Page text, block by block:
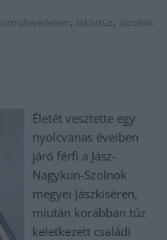
, lakástűz, tűzoltók
Életét vesztette egy
nyolcvanas éveiben
járó férfi a Jász-
Nagykun-Szolnok
megyei Jászkiséren,
miután korábban tűz
keletkezett családi